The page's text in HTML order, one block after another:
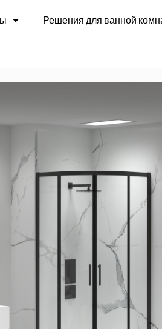
Решения для ванной
дверь JK1944